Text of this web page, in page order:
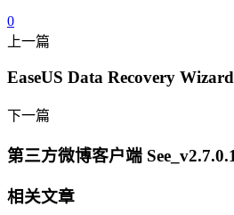
0
上一篇
EaseUS Data Recovery
下一篇
第三方微博客户端
相关文章